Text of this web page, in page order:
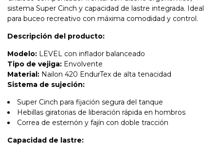
sistema Super Cinch y capacidad de lastre integrada. Ideal
para buceo recreativo con máxima comodidad y control.
Descripción del producto:
Modelo: LEVEL con inflador balanceado
Tipo de vejiga: Envolvente
Material: Nailon 420 EndurTex de alta tenacidad
Sistema de sujeción:
Super Cinch para fijación segura del tanque
Hebillas giratorias de liberación rápida en hombros
Correa de esternón y fajín con doble tracción
Capacidad de lastre: